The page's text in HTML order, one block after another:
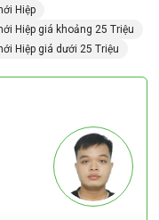
Hiệp
Hiệp giá khoảng 25 Triệu
Hiệp giá dưới 25 Triệu